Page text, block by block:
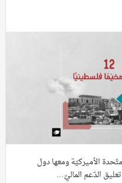
الأميركيّة ومعها دول
تعليق الدّعم الماليّ…